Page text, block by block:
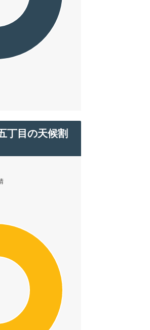
丁目の天候割